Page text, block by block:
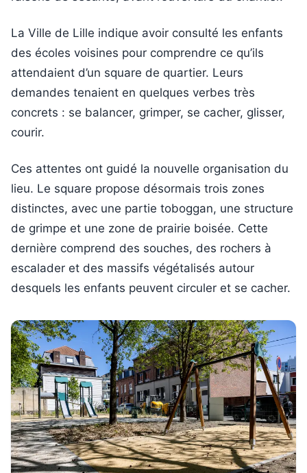
La Ville de Lille indique avoir consulté les enfants
des écoles voisines pour comprendre ce qu’ils
attendaient d’un square de quartier. Leurs
demandes tenaient en quelques verbes très
concrets : se balancer, grimper, se cacher, glisser,
courir.
Ces attentes ont guidé la nouvelle organisation du
lieu. Le square propose désormais trois zones
distinctes, avec une partie toboggan, une structure
de grimpe et une zone de prairie boisée. Cette
dernière comprend des souches, des rochers à
escalader et des massifs végétalisés autour
desquels les enfants peuvent circuler et se cacher.